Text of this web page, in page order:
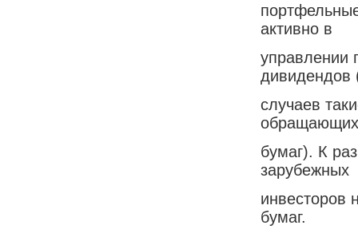
активно в
управлении
дивидендов
случаев
бумаг). К
зарубежных
инвесторов
бумаг.